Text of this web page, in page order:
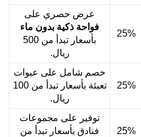
25%
عرض حصري على
فواحة ذكية بدون ماء
بأسعار تبدأ من 500
ريال.
25%
خصم شامل على عبوات
تعبئة بأسعار تبدأ من 100
ريال.
25%
توفير على مجموعات
فنادق بأسعار تبدأ من